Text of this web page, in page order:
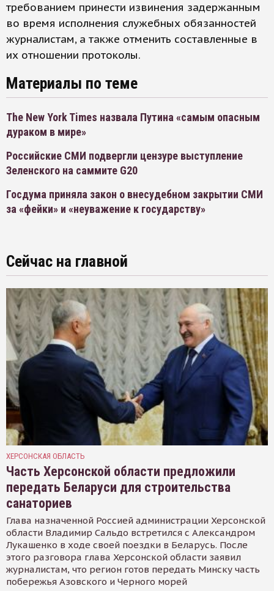
требованием принести извинения задержанным
во время исполнения служебных обязанностей
журналистам, а также отменить составленные в
их отношении протоколы.
Материалы по теме
The New York Times назвала Путина «самым опасным
дураком в мире»
Российские СМИ подвергли цензуре выступление
Зеленского на саммите G20
Госдума приняла закон о внесудебном закрытии СМИ
за «фейки» и «неуважение к государству»
Сейчас на главной
ХЕРСОНСКАЯ ОБЛАСТЬ
Часть Херсонской области предложили
передать Беларуси для строительства
санаториев
Глава назначенной Россией администрации Херсонской
области Владимир Сальдо встретился с Александром
Лукашенко в ходе своей поездки в Беларусь. После
этого разговора глава Херсонской области заявил
журналистам, что регион готов передать Минску часть
побережья Азовского и Черного морей